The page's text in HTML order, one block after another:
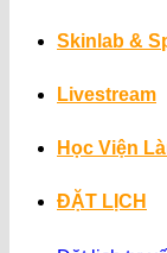
Skinlab &
Livestream
Học Viện
ĐẶT LỊCH